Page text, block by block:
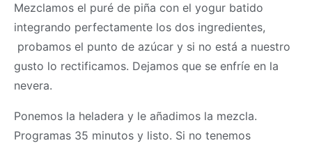
Mezclamos el puré de piña con el yogur batido
integrando perfectamente los dos ingredientes,
probamos el punto de azúcar y si no está a nuestro
gusto lo rectificamos. Dejamos que se enfríe en la
nevera.
Ponemos la heladera y le añadimos la mezcla.
Programas 35 minutos y listo. Si no tenemos